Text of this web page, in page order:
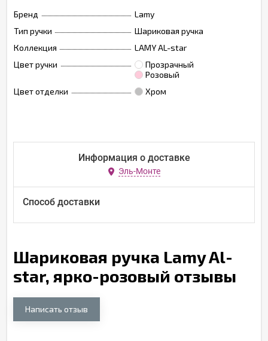
Бренд
Lamy
Тип ручки
Шариковая ручка
Коллекция
LAMY AL-star
Цвет ручки
Прозрачный
Розовый
Цвет отделки
Хром
Информация о доставке
Эль-Монте
Способ доставки
Шариковая ручка Lamy Al-
star, ярко-розовый отзывы
Написать отзыв